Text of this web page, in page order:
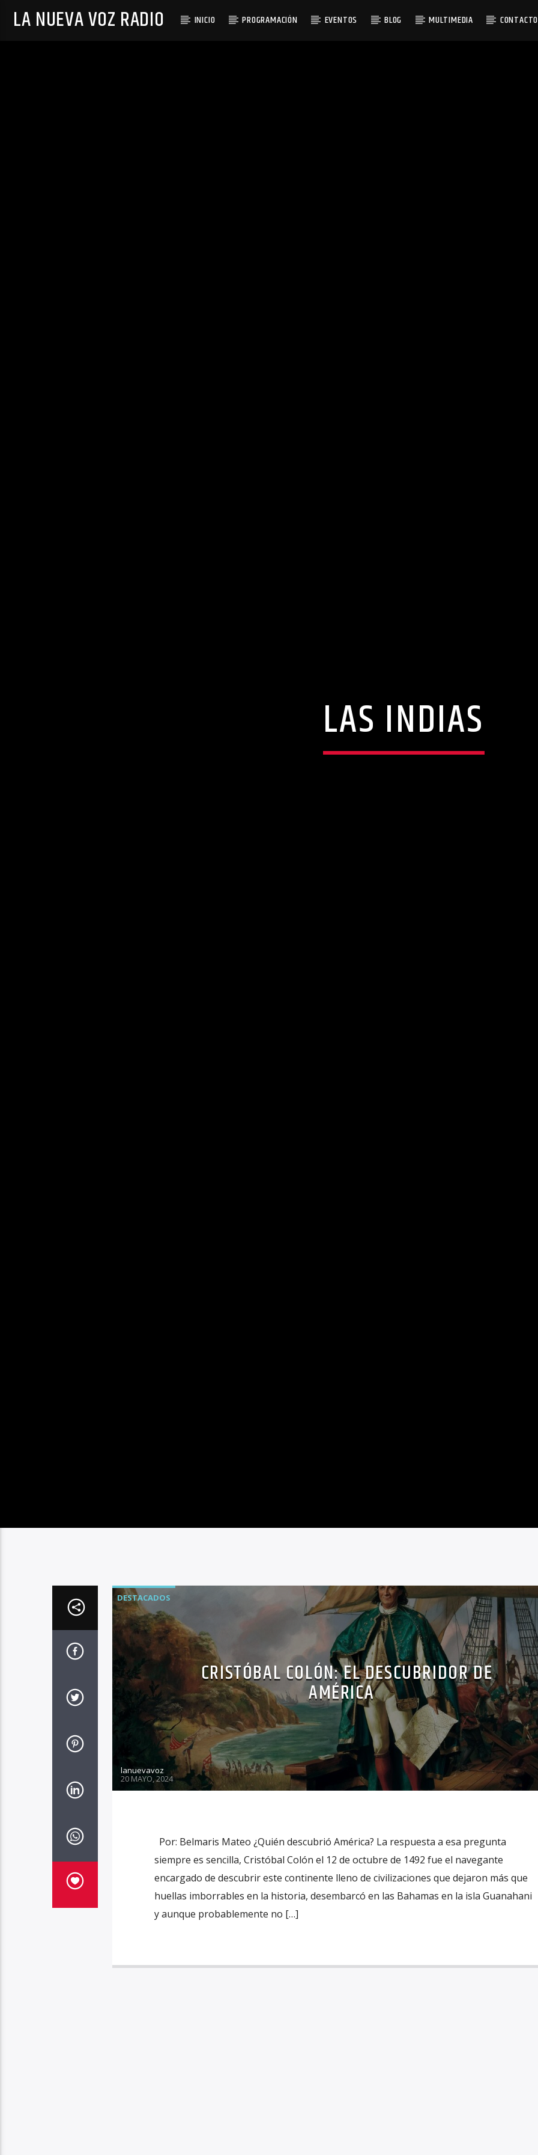
LA NUEVA VOZ RADIO INICIO PROGRAMACIÓN EVENTOS BLOG MULTIMEDIA CONTACTO
LAS INDIAS
DESTACADOS
CRISTÓBAL COLÓN: EL DESCUBRIDOR DE
AMÉRICA
lanuevavoz
20 MAYO, 2024
Por: Belmaris Mateo ¿Quién descubrió América? La respuesta a esa pregunta
siempre es sencilla, Cristóbal Colón el 12 de octubre de 1492 fue el navegante
encargado de descubrir este continente lleno de civilizaciones que dejaron más que
huellas imborrables en la historia, desembarcó en las Bahamas en la isla Guanahani
y aunque probablemente no […]